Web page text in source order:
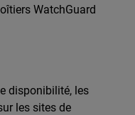
WatchGuard
disponibilité, les
les sites de